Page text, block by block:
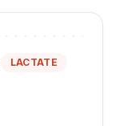
LACTATE